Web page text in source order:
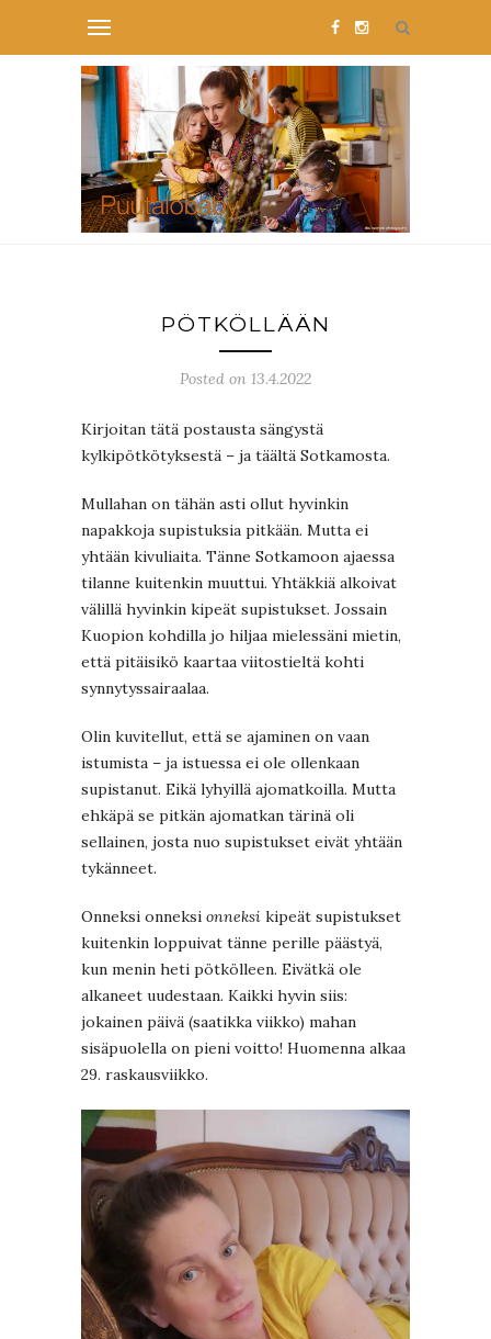
PÖTKÖLLÄÄN
Posted on 13.4.2022
Kirjoitan tätä postausta sängystä
kylkipötkötyksestä – ja täältä Sotkamosta.
Mullahan on tähän asti ollut hyvinkin
napakkoja supistuksia pitkään. Mutta ei
yhtään kivuliaita. Tänne Sotkamoon ajaessa
tilanne kuitenkin muuttui. Yhtäkkiä alkoivat
välillä hyvinkin kipeät supistukset. Jossain
Kuopion kohdilla jo hiljaa mielessäni mietin,
että pitäisikö kaartaa viitostieltä kohti
synnytyssairaalaa.
Olin kuvitellut, että se ajaminen on vaan
istumista – ja istuessa ei ole ollenkaan
supistanut. Eikä lyhyillä ajomatkoilla. Mutta
ehkäpä se pitkän ajomatkan tärinä oli
sellainen, josta nuo supistukset eivät yhtään
tykänneet.
Onneksi onneksi onneksi kipeät supistukset
kuitenkin loppuivat tänne perille päästyä,
kun menin heti pötkölleen. Eivätkä ole
alkaneet uudestaan. Kaikki hyvin siis:
jokainen päivä (saatikka viikko) mahan
sisäpuolella on pieni voitto! Huomenna alkaa
29. raskausviikko.